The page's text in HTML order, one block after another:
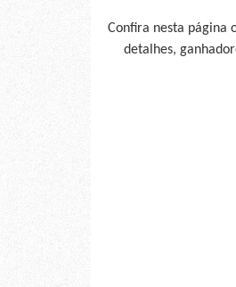
Confira nesta página
detalhes,